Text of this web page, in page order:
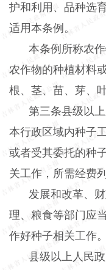
护和利用、品种选
适用本条例。
本条例所称农
农作物的种植材料
根、茎、苗、芽、
第三条县级以
本行政区域内种子
或者受其委托的种
关工作，所需经费
发展和改革、
理、粮食等部门应
作好种子相关工作。
县级以上人民